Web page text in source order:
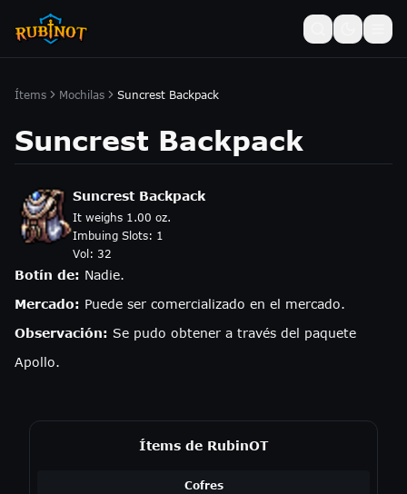
Ítems Mochilas Suncrest Backpack
Suncrest Backpack
Suncrest Backpack
It weighs 1.00 oz.
Imbuing Slots: 1
Vol: 32
Botín de: Nadie.
Mercado: Puede ser comercializado en el mercado.
Observación: Se pudo obtener a través del paquete
Apollo.
Ítems de RubinOT
Cofres